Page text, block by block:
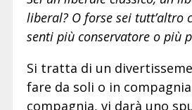
liberal? O forse sei tutt’altro
senti più conservatore o più
Si tratta di un
fare da soli o in
compagnia, vi darà uno